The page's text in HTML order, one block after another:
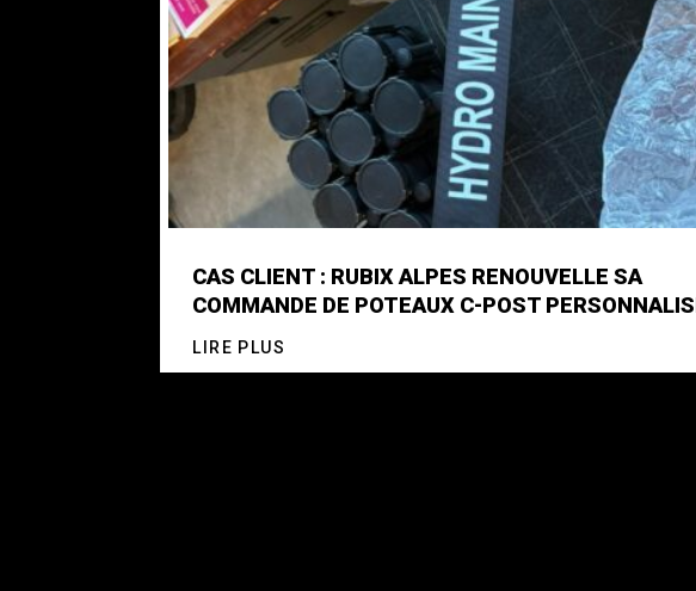
CAS CLIENT : RUBIX ALPES RENOUVELLE SA
COMMANDE DE POTEAUX C-POST
LIRE PLUS